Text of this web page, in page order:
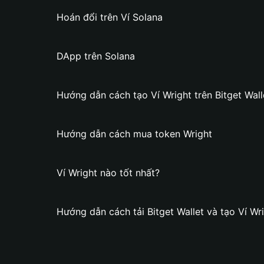
Hoán đổi trên Ví Solana
DApp trên Solana
Hướng dẫn cách tạo Ví Wright trên Bitget
Hướng dẫn cách mua token Wright
Ví Wright nào tốt nhất?
Hướng dẫn cách tải Bitget Wallet và tạo Ví